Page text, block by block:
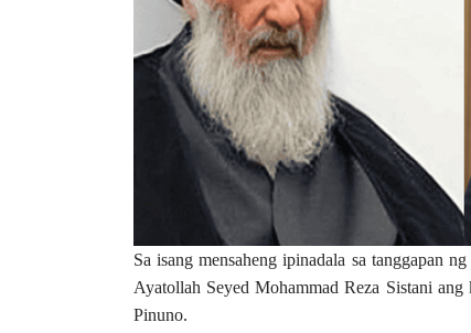
Sa isang mensaheng ipinadala sa tanggapan
Ayatollah Seyed Mohammad Reza Sistani
Pinuno.